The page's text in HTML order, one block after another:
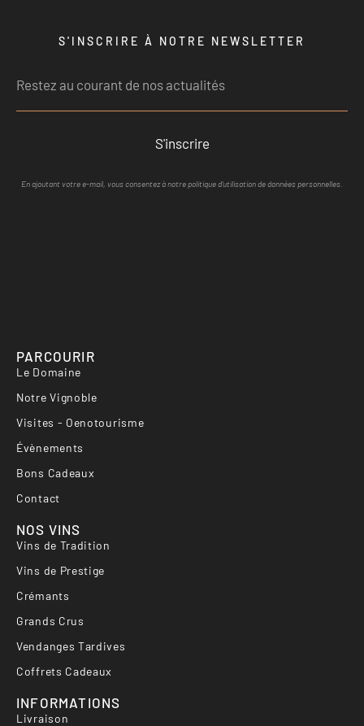
S'INSCRIRE À NOTRE NEWSLETTER
S'inscrire
En ajoutant votre e-mail, vous consentez à notre politique d'utilisation de données personnelles.
PARCOURIR
Le Domaine
Notre Vignoble
Visites - Oenotourisme
Évènements
Bons Cadeaux
Contact
NOS VINS
Vins de Tradition
Vins de Prestige
Crémants
Grands Crus
Vendanges Tardives
Coffrets Cadeaux
INFORMATIONS
Livraison